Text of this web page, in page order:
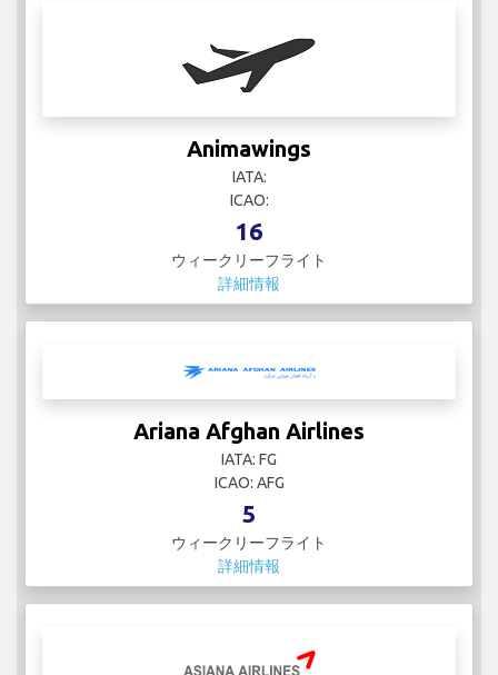
Animawings
IATA:
ICAO:
16
ウィークリーフライト
詳細情報
Ariana Afghan Airlines
IATA: FG
ICAO: AFG
5
ウィークリーフライト
詳細情報